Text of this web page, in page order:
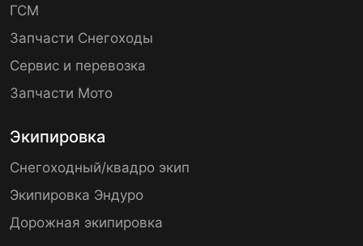
ГСМ
Запчасти Снегоходы
Сервис и перевозка
Запчасти Мото
Экипировка
Снегоходный/квадро экип
Экипировка Эндуро
Дорожная экипировка